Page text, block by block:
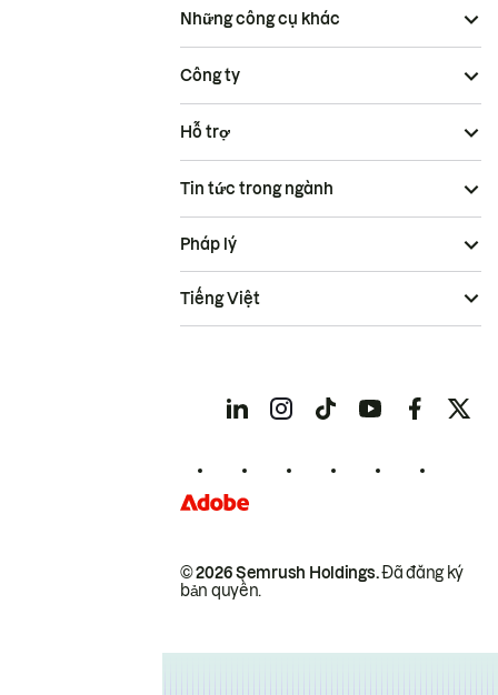
Những công cụ khác
Công ty
Hỗ trợ
Tin tức trong ngành
© 2026 Semrush Holdings.Đã đăng ký
bản quyền.
Pháp lý
Tiếng Việt